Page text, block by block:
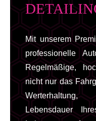
Mit unserem
professionelle
Regelmäßige,
nicht nur das
Werterhaltung,
Lebensdauer